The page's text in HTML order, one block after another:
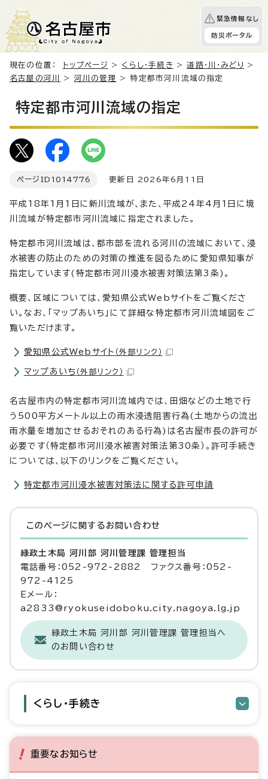
緊急情報なし
防災ポータル
現在の位置： トップページ > くらし・手続き >道路・川・みどり
>
名古屋の河川
> 河川の管理 > 特定都市河川流域の指定
特定都市河川流域の指定
ページID 1014776 更新日 2026年6月11日
平成18年1月1日に新川流域が、また、平成24年4月1日に境
川流域が特定都市河川流域に指定されました。
特定都市河川流域は、都市部を流れる河川の流域において、浸
水被害の防止のための対策の推進を図るために愛知県知事が
指定しています(特定都市河川浸水被害対策法第3条)。
概要、区域については、愛知県公式Webサイトをご覧くださ
い。なお、「マップあいち」にて詳細な特定都市河川流域図をご
覧いただけます。
愛知県公式Webサイト （外部リンク）
マップあいち （外部リンク）
名古屋市内の特定都市河川流域内では、田畑などの土地で行
う500平方メートル以上の雨水浸透阻害行為(土地からの流出
雨水量を増加させるおそれのある行為)は名古屋市長の許可が
必要です（特定都市河川浸水被害対策法第30条）。許可手続き
については、以下のリンクをご覧ください。
特定都市河川浸水被害対策法に関する許可申請
このページに関する お問い合わせ
緑政土木局 河川部 河川管理課 管理担当
電話番号：052-972-2882 ファクス番号：052-
972-4125
Eメール：
a2833@ryokuseidoboku.city.nagoya.lg.jp
緑政土木局 河川部 河川管理課 管理担当へ
のお問い合わせ
くらし・手続き
重要なお知らせ